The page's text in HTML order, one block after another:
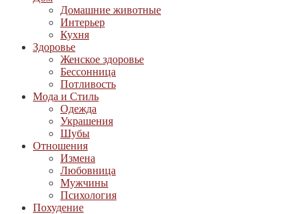
Домашние животные
Интерьер
Кухня
Здоровье
Женское здоровье
Бессонница
Потливость
Мода и Стиль
Одежда
Украшения
Шубы
Отношения
Измена
Любовница
Мужчины
Психология
Похудение